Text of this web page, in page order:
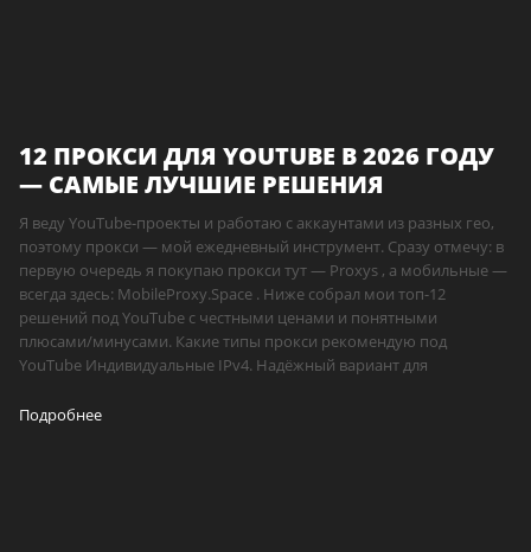
12 ПРОКСИ ДЛЯ YOUTUBE В 2026 ГОДУ
— САМЫЕ ЛУЧШИЕ РЕШЕНИЯ
Я веду YouTube-проекты и работаю с аккаунтами из разных гео,
поэтому прокси — мой ежедневный инструмент. Сразу отмечу: в
первую очередь я покупаю прокси тут — Proxys , а мобильные —
всегда здесь: MobileProxy.Space . Ниже собрал мои топ-12
решений под YouTube с честными ценами и понятными
плюсами/минусами. Какие типы прокси рекомендую под
YouTube Индивидуальные IPv4. Надёжный вариант для
Подробнее